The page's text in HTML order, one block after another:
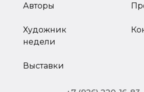
Авторы
Художник
недели
Выставки